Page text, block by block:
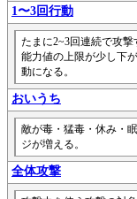
1〜3回行動
たまに2~3回連続で攻撃
能力値の上限が少し下
動になる。
おいうち
敵が毒・猛毒・休み・
ジが増える。
全体攻撃